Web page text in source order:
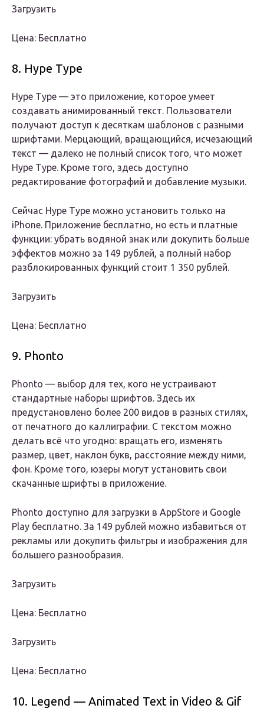
Загрузить
Цена: Бесплатно
8. Hype Type
Hype Type — это приложение, которое умеет
создавать анимированный текст. Пользователи
получают доступ к десяткам шаблонов с разными
шрифтами. Мерцающий, вращающийся, исчезающий
текст — далеко не полный список того, что может
Hype Type. Кроме того, здесь доступно
редактирование фотографий и добавление музыки.
Сейчас Hype Type можно установить только на
iPhone. Приложение бесплатно, но есть и платные
функции: убрать водяной знак или докупить больше
эффектов можно за 149 рублей, а полный набор
разблокированных функций стоит 1 350 рублей.
Загрузить
Цена: Бесплатно
9. Phonto
Phonto — выбор для тех, кого не устраивают
стандартные наборы шрифтов. Здесь их
предустановлено более 200 видов в разных стилях,
от печатного до каллиграфии. С текстом можно
делать всё что угодно: вращать его, изменять
размер, цвет, наклон букв, расстояние между ними,
фон. Кроме того, юзеры могут установить свои
скачанные шрифты в приложение.
Phonto доступно для загрузки в AppStore и Google
Play бесплатно. За 149 рублей можно избавиться от
рекламы или докупить фильтры и изображения для
большего разнообразия.
Загрузить
Цена: Бесплатно
Загрузить
Цена: Бесплатно
10. Legend — Animated Text in Video & Gif